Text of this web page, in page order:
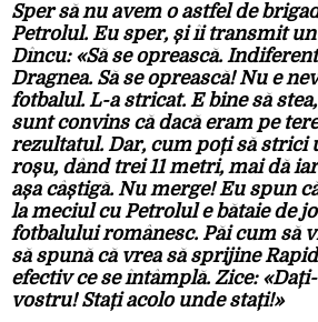
Sper să nu avem o astfel de
Petrolul. Eu sper, și îi transmit
Dîncu: «Să se oprească.
Dragnea. Să se oprească! Nu e
fotbalul. L-a stricat. E bine să
sunt convins că dacă eram pe
rezultatul. Dar, cum poți să strici
roșu, dând trei 11 metri, mai dă
așa câștigă. Nu merge! Eu spun
la meciul cu Petrolul e bătaie de
fotbalului românesc. Păi cum să
să spună că vrea să sprijine
efectiv ce se întâmplă. Zice:
vostru! Stați acolo unde stați!»